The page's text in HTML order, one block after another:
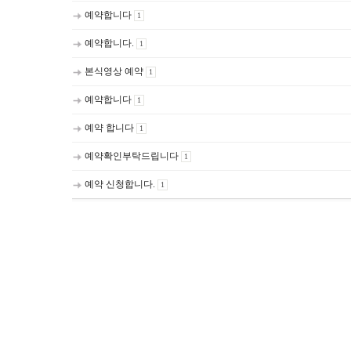
예약합니다 1
예약합니다. 1
본식영상 예약 1
예약합니다 1
예약 합니다 1
예약확인부탁드립니다 1
예약 신청합니다. 1